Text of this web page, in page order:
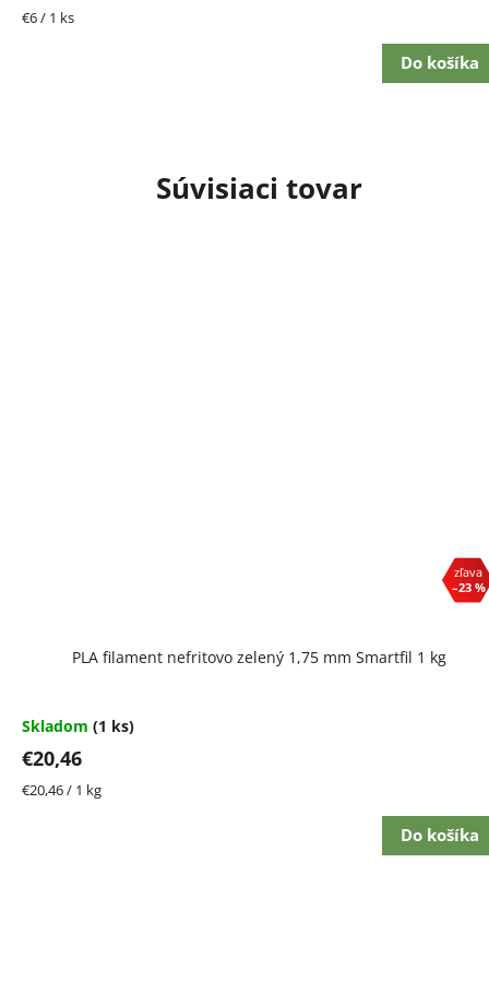
Súvisiaci tovar
–23 %
PLA filament nefritovo zelený 1,75 mm Smartfil 1 kg
Skladom (1 ks)
€20,46
Jednotková
€20,46 / 1 kg
Do košíka
Jednotková
€6 / 1 ks
Do košíka